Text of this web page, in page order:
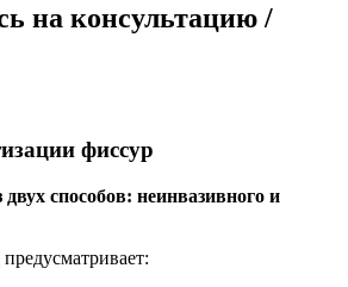
на консультацию /
фиссур
способов: неинвазивного и